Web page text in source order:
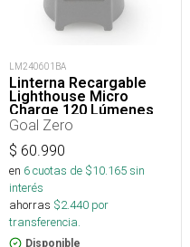
LM240601BA
Linterna Recargable
Lighthouse Micro
Charge 120 Lúmenes
Goal Zero
$ 60.990
en 6cuotas de $10.165sin
interés
ahorras $2.440 por
transferencia.
Disponible